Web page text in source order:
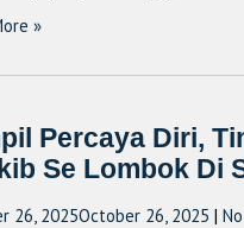
»
Percaya Diri,
Se Lombok Di
26, 2025October 26, 2025 |